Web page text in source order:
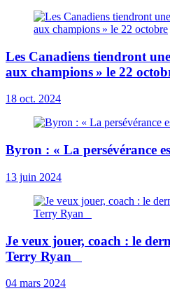
Les Canadiens tiendront
aux champions » le 22
18 oct. 2024
Byron : « La persévérance
13 juin 2024
Je veux jouer, coach : le
Terry Ryan
04 mars 2024